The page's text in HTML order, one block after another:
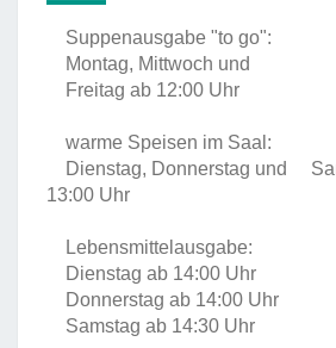
Suppenausgabe "to go":
Montag, Mittwoch und
Freitag ab 12:00 Uhr
warme Speisen im Saal:
Dienstag, Donnerstag und
13:00 Uhr
Lebensmittelausgabe:
Dienstag ab 14:00 Uhr
Donnerstag ab 14:00 Uhr
Samstag ab 14:30 Uhr